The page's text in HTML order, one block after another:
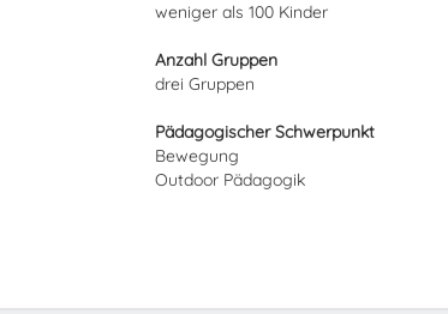
weniger als 100 Kinder
Anzahl Gruppen
drei Gruppen
Pädagogischer Schwerpunkt
Bewegung
Outdoor Pädagogik